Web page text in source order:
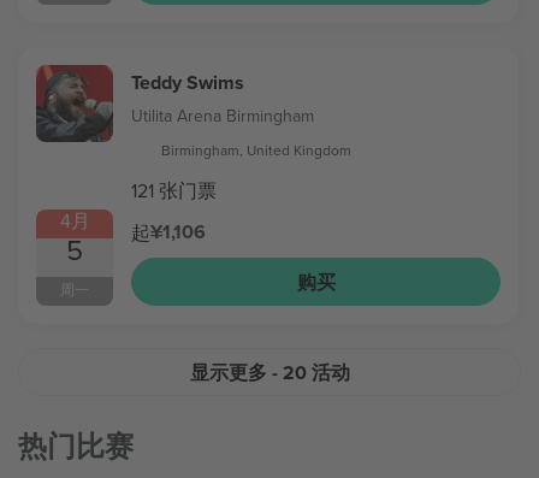
4月
5
周一
Teddy Swims
Utilita Arena Birmingham
Birmingham, United Kingdom
121 张门票
起¥1,106
购买
显示更多 - 20 活动
热门比赛